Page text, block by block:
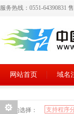
服务热线：0551-64390831
网站首页 域名
您的选择： 支持程序